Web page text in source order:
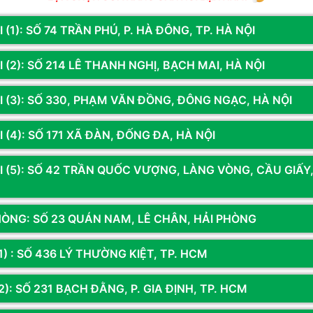
tôi để nhận thông tin khuyến mãi từ Hoàng
(1): SỐ 74 TRẦN PHÚ, P. HÀ ĐÔNG, TP. HÀ NỘI
(2): SỐ 214 LÊ THANH NGHỊ, BẠCH MAI, HÀ NỘI
(3): SỐ 330, PHẠM VĂN ĐỒNG, ĐÔNG NGẠC, HÀ NỘI
(4): SỐ 171 XÃ ĐÀN, ĐỐNG ĐA, HÀ NỘI
(5): SỐ 42 TRẦN QUỐC VƯỢNG, LÀNG VÒNG, CẦU
SỐ 23 QUÁN NAM, LÊ CHÂN, HẢI PHÒNG
: SỐ 436 LÝ THƯỜNG KIỆT, TP. HCM
SỐ 231 BẠCH ĐẰNG, P. GIA ĐỊNH, TP. HCM